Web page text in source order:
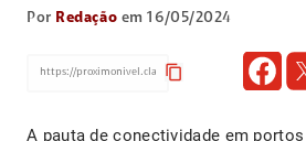
Por Redação em 16/05/2024
content_copy
A pauta de conectividade em